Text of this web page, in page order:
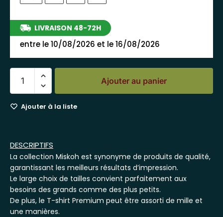
LIVRAISON 48-72H
entre le 10/08/2026 et le 16/08/2026
Ajouter au panier
Ajouter à la liste
DESCRIPTIFS
La collection Miskoh est synonyme de produits de qualité,
garantissant les meilleurs résultats d’impression.
Le large choix de tailles convient parfaitement aux
besoins des grands comme des plus petits.
De plus, le T-shirt Premium peut être assorti de mille et
une manières.